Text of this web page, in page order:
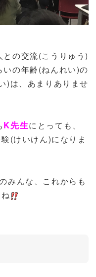
の交流(こうりゅう)
いの年齢(ねんれい)の
)は、あまりありませ
K先生にとっても、
(けいけん)になりま
みんな、これからも